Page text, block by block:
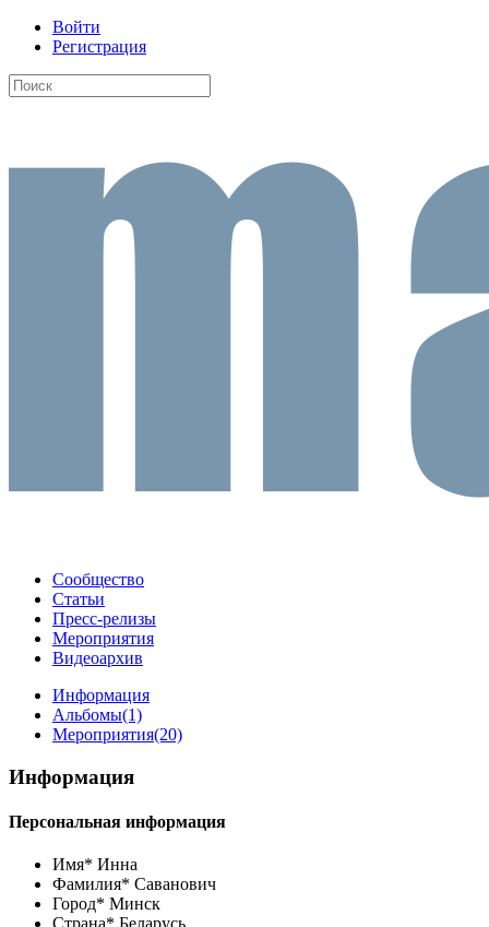
Войти
Регистрация
Сообщество
Статьи
Пресс-релизы
Мероприятия
Видеоархив
Информация
Альбомы(1)
Мероприятия(20)
Информация
Персональная информация
Имя* Инна
Фамилия* Саванович
Город* Минск